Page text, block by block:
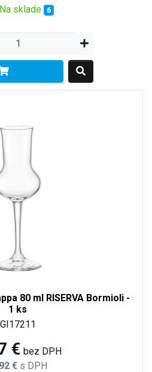
Na sklade 6
80 ml RISERVA Bormioli -
1 ks
GI17211
€ bez DPH
€ s DPH